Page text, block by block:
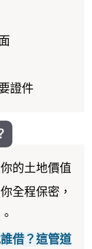
證件
的土地價值
全程保密，
借？這管道